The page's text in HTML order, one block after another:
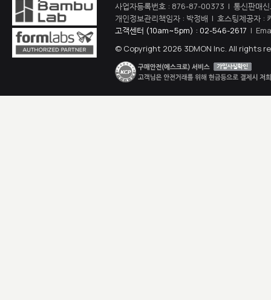
사업자등록번호 : 876-87-00373 | 통신판매
개인정보관리책임자 : 박정배 | 호스팅제공자 :
고객센터 (10am~5pm) : 02-546-2617 |
© Copyright 2026 3DMON Inc. All rights